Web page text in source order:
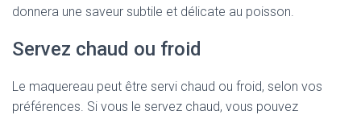
donnera une saveur subtile et délicate au poisson.
Servez chaud ou froid
Le maquereau peut être servi chaud ou froid, selon vos
préférences. Si vous le servez chaud, vous pouvez